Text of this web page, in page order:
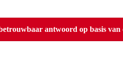
antwoord op basis van